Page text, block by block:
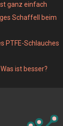
ganz einfach
Schaffell beim
PTFE-Schlauches
ist besser?